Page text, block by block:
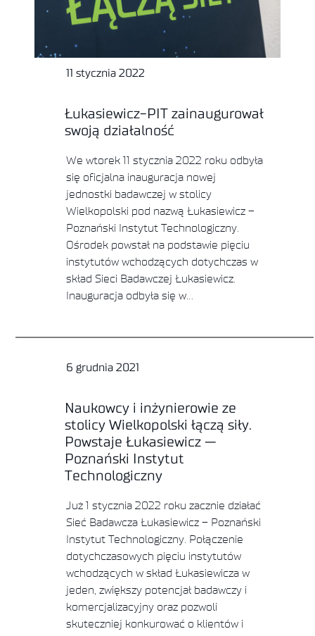
11 stycznia 2022
Łukasiewicz-PIT zainaugurował
swoją działalność
We wtorek 11 stycznia 2022 roku odbyła
się oficjalna inauguracja nowej
jednostki badawczej w stolicy
Wielkopolski pod nazwą Łukasiewicz –
Poznański Instytut Technologiczny.
Ośrodek powstał na podstawie pięciu
instytutów wchodzących dotychczas w
skład Sieci Badawczej Łukasiewicz.
Inauguracja odbyła się w…
6 grudnia 2021
Naukowcy i inżynierowie ze
stolicy Wielkopolski łączą siły.
Powstaje Łukasiewicz —
Poznański Instytut
Technologiczny
Już 1 stycznia 2022 roku zacznie działać
Sieć Badawcza Łukasiewicz – Poznański
Instytut Technologiczny. Połączenie
dotychczasowych pięciu instytutów
wchodzących w skład Łukasiewicza w
jeden, zwiększy potencjał badawczy i
komercjalizacyjny oraz pozwoli
skuteczniej konkurować o klientów i